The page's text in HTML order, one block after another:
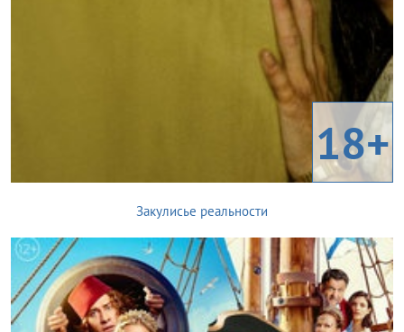
18+
Закулисье реальности